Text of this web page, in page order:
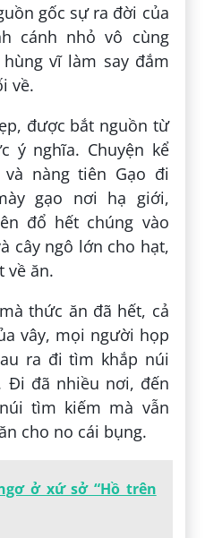
gốc sự ra đời của
cánh nhỏ vô cùng
vĩ làm say đắm
về.
được bắt nguồn từ
ý nghĩa. Chuyện kể
nàng tiên Gạo đi
gạo nơi hạ giới,
đổ hết chúng vào
cây ngô lớn cho hạt,
về ăn.
thức ăn đã hết, cả
vây, mọi người họp
ra đi tìm khắp núi
Đi đã nhiều nơi, đến
tìm kiếm mà vẫn
cho no cái bụng.
ở xứ sở “Hồ trên